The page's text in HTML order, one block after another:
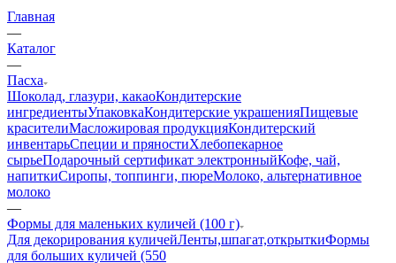
Главная
—
Каталог
—
Пасха
Шоколад, глазури, какаоКондитерские
ингредиентыУпаковкаКондитерские украшенияПищевые
красителиМасложировая продукцияКондитерский
инвентарьСпеции и пряностиХлебопекарное
сырьеПодарочный сертификат электронныйКофе, чай,
напиткиСиропы, топпинги, пюреМолоко, альтернативное
молоко
—
Формы для маленьких куличей (100 г)
Для декорирования куличейЛенты,шпагат,открыткиФормы
для больших куличей (550